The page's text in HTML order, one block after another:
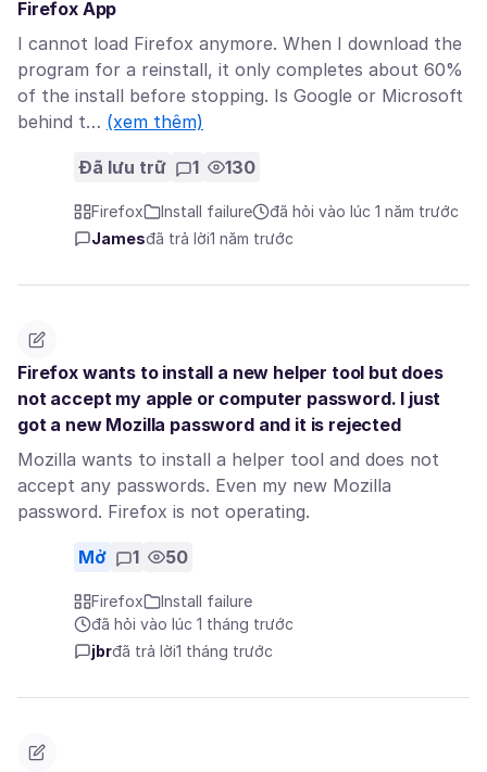
Firefox App
I cannot load Firefox anymore. When I download the
program for a reinstall, it only completes about 60%
of the install before stopping. Is Google or Microsoft
behind t… (xem thêm)
Đã lưu trữ 1 130
Firefox Install failure
đã hỏi vào lúc 1 năm trước
Jamesđã trả lời1 năm trước
Firefox wants to install a new helper tool but does
not accept my apple or computer password. I just
got a new Mozilla password and it is rejected
Mozilla wants to install a helper tool and does not
accept any passwords. Even my new Mozilla
password. Firefox is not operating.
Mở 1 50
Firefox
Install failure
đã hỏi vào lúc 1 tháng trước
jbrđã trả lời1 tháng trước